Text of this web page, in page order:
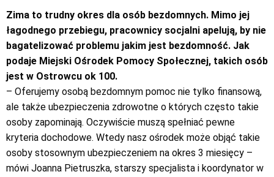
Zima to trudny okres dla osób bezdomnych. Mimo jej
łagodnego przebiegu, pracownicy socjalni apelują, by nie
bagatelizować problemu jakim jest bezdomność. Jak
podaje Miejski Ośrodek Pomocy Społecznej, takich osób
jest w Ostrowcu ok 100.
– Oferujemy osobą bezdomnym pomoc nie tylko finansową,
ale także ubezpieczenia zdrowotne o których często takie
osoby zapominają. Oczywiście muszą spełniać pewne
kryteria dochodowe. Wtedy nasz ośrodek może objąć takie
osoby stosownym ubezpieczeniem na okres 3 miesięcy –
mówi Joanna Pietruszka, starszy specjalista i koordynator w